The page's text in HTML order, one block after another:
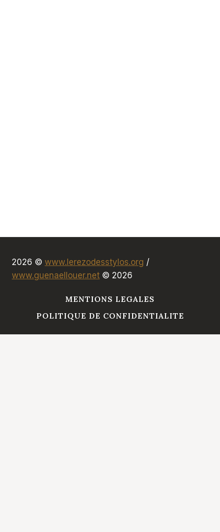
2026 © www.lerezodesstylos.org /
www.guenaellouer.net © 2026
MENTIONS LEGALES
POLITIQUE DE CONFIDENTIALITE